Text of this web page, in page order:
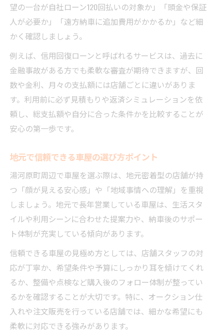
望の一台が自社ローン120回払いの対象か」「頭金や保証
人が必要か」「遠方納車に追加費用がかかるか」など細
かく確認しましょう。
例えば、信用回復ローンと呼ばれるサービスは、過去に
金融事故がある方でも柔軟な審査が期待できますが、回
数や金利、月々の支払額には店舗ごとに違いがありま
す。利用前に必ず見積もりや返済シミュレーションを依
頼し、総支払額や自分に合った条件かを比較することが
安心の第一歩です。
地元で信頼できる車屋の選び方ポイント
湯河原町周辺で車屋を選ぶ際は、地元密着型の店舗が持
つ「顔が見える安心感」や「地域事情への理解」を重視
しましょう。地元で長年営業している車屋は、生活スタ
イルや利用シーンに合わせた提案力や、納車後のサポー
ト体制が充実している傾向があります。
信頼できる車屋の見極め方としては、店舗スタッフの対
応が丁寧か、希望条件や予算にしっかり耳を傾けてくれ
るか、整備や点検など購入後のフォロー体制が整ってい
るかを確認することが大切です。特に、オークション仕
入れや注文販売を行っている店舗では、細かな希望にも
柔軟に対応できる強みがあります。